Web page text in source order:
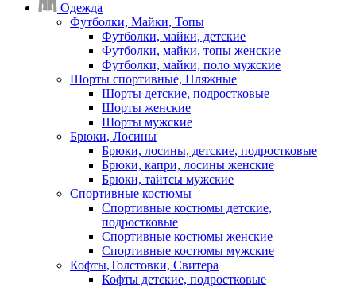
Одежда
Футболки, Майки, Топы
Футболки, майки, детские
Футболки, майки, топы женские
Футболки, майки, поло мужские
Шорты спортивные, Пляжные
Шорты детские, подростковые
Шорты женские
Шорты мужские
Брюки, Лосины
Брюки, лосины, детские, подростковые
Брюки, капри, лосины женские
Брюки, тайтсы мужские
Спортивные костюмы
Спортивные костюмы детские,
подростковые
Спортивные костюмы женские
Спортивные костюмы мужские
Кофты,Толстовки, Свитера
Кофты детские, подростковые